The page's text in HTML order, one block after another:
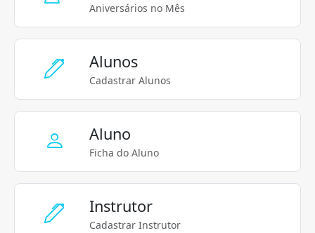
Aniversários no Mês
Alunos
Cadastrar Alunos
Aluno
Ficha do Aluno
Instrutor
Cadastrar Instrutor